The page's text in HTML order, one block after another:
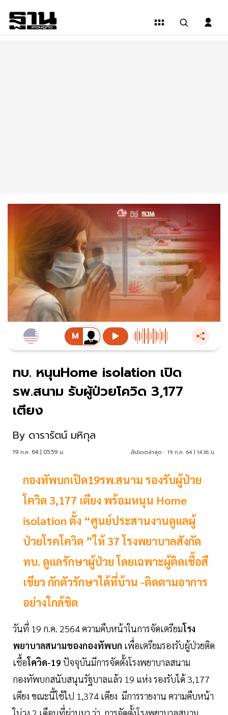
ทบ. หนุนHome isolation เปิด
รพ.สนาม รับผู้ป่วยโควิด 3,177
เตียง
By ดารารัตน์ มหิกุล
19 ก.ค. 64 | 05:59 น. อัปเดตล่าสุด : 19 ก.ค. 64 | 14:36 น.
กองทัพบกเปิด19รพ.สนาม รองรับผู้ป่วย
โควิด 3,177 เตียง พร้อมหนุน Home
isolation ตั้ง “ศูนย์ประสานงานดูแลผู้
ป่วยโรคโควิด ”ให้ 37 โรงพยาบาลสังกัด
ทบ. ดูแลรักษาผู้ป่วย โดยเฉพาะผู้ติดเชื้อสี
เขียว กักตัวรักษาได้ที่บ้าน -ติดตามอาการ
อย่างใกล้ชิด
วันที่ 19 ก.ค. 2564 ความคืบหน้าในการจัดเตรียมโรง
พยาบาลสนามของกองทัพบก เพื่อเตรียมรองรับผู้ป่วยติด
เชื้อโควิด-19 ปัจจุบันมีการจัดตั้งโรงพยาบาลสนาม
กองทัพบกสนับสนุนรัฐบาลแล้ว 19 แห่ง รองรับได้ 3,177
เตียง ขณะนี้ใช้ไป 1,374 เตียง มีการรายงาน ความคืบหน้า